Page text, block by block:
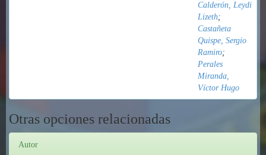
Calderón, Leydi
Lizeth;
Castañeta
Quispe, Sergio
Ramiro;
Perales
Miranda,
Víctor Hugo
Otras opciones relacionadas
Autor